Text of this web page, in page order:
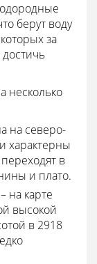
берут воду
за
несколько
на северо-
характерны
в
и плато.
на карте
высокой
в 2918